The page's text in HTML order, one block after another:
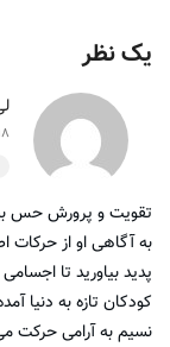
یک نظر
18 اکتبر
تقویت و پرورش حس
به آگاهی او از
پدید بیاورید تا
کودکان تازه به دنیا
نسیم به آرامی حرکت